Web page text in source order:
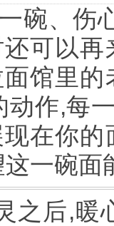
碗、伤
可以
馆里
动作,每
在你
一碗
之后,暖